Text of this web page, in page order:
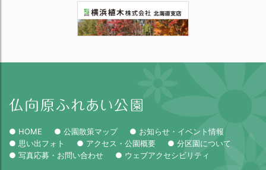
● HOME ● 公園散策マップ
● お知らせ・イベント情報
● 思い出フォト
● アクセス・公園概要
● 分区園について
● 写真応募・お問い合わせ
● ウェブアクセシビリティ